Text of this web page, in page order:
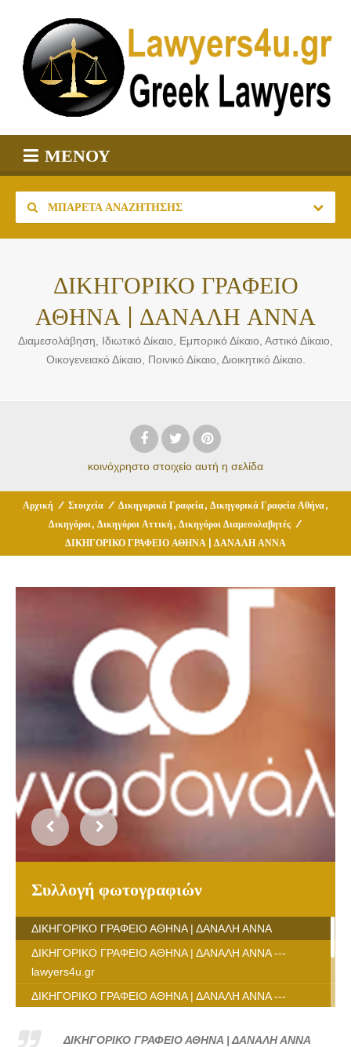
ΜΕΝΟΎ
ΜΠΑΡΈΤΑ ΑΝΑΖΉΤΗΣΗΣ
ΔΙΚΗΓΟΡΙΚΟ ΓΡΑΦΕΙΟ
ΑΘΗΝΑ | ΔΑΝΑΛΗ ΑΝΝΑ
Διαμεσολάβηση, Ιδιωτικό Δίκαιο, Εμπορικό Δίκαιο, Αστικό Δίκαιο,
Οικογενειακό Δίκαιο, Ποινικό Δίκαιο, Διοικητικό Δίκαιο.
κοινόχρηστο στοιχείο αυτή η σελίδα
Αρχική / Στοιχεία / Δικηγορικά Γραφεία, Δικηγορικά Γραφεία Αθήνα,
Δικηγόροι , Δικηγόροι Αττική , Δικηγόροι Διαμεσολαβητές /
ΔΙΚΗΓΟΡΙΚΟ ΓΡΑΦΕΙΟ ΑΘΗΝΑ | ΔΑΝΑΛΗ ΑΝΝΑ
Συλλογή φωτογραφιών
ΔΙΚΗΓΟΡΙΚΟ ΓΡΑΦΕΙΟ ΑΘΗΝΑ | ΔΑΝΑΛΗ ΑΝΝΑ
ΔΙΚΗΓΟΡΙΚΟ ΓΡΑΦΕΙΟ ΑΘΗΝΑ | ΔΑΝΑΛΗ ΑΝΝΑ ---
lawyers4u.gr
ΔΙΚΗΓΟΡΙΚΟ ΓΡΑΦΕΙΟ ΑΘΗΝΑ | ΔΑΝΑΛΗ ΑΝΝΑ ---
ΔΙΚΗΓΟΡΙΚΟ ΓΡΑΦΕΙΟ ΑΘΗΝΑ | ΔΑΝΑΛΗ ΑΝΝΑ ---
ΔΙΚΗΓΟΡΙΚΟ ΓΡΑΦΕΙΟ ΑΘΗΝΑ | ΔΑΝΑΛΗ ΑΝΝΑ